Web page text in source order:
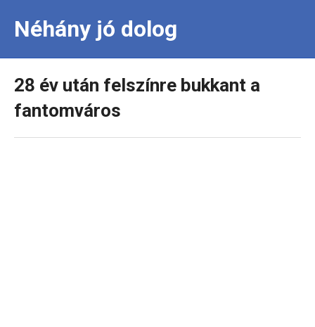
Néhány jó dolog
28 év után felszínre bukkant a
fantomváros